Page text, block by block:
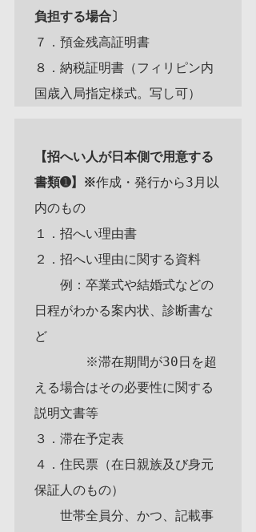
負担する場合〕
７．預金残高証明書
８．納税証明書（フィリピン内
【招へい人が日本側で用意する
書類➊】※作成・発行から3月以
内のもの
１．招へい理由書
２．招へい理由に関する資料
例：卒業式や結婚式などの
日程がわかる案内状、診断書な
ど
※滞在期間が30日を超
える場合はその必要性に関する
説明文書等
３．滞在予定表
４．住民票（在日親族及び身元
保証人のもの）
世帯全員分、かつ、記載事